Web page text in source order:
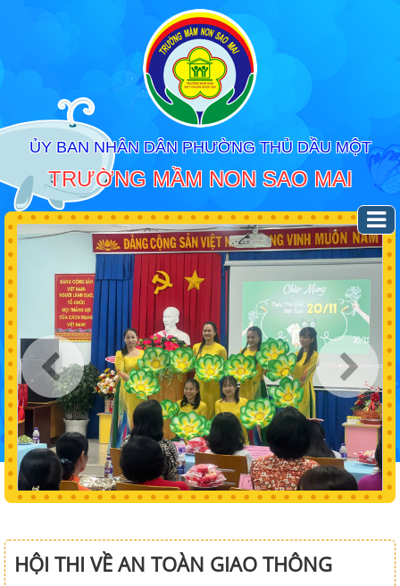
ỦY BAN NHÂN DÂN PHƯỜNG THỦ DẦU MỘT
TRƯỜNG MẦM NON SAO MAI
HỘI THI VỀ AN TOÀN GIAO THÔNG